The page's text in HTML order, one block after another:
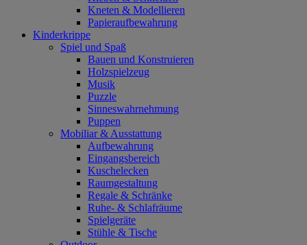
Kneten & Modellieren
Papieraufbewahrung
Kinderkrippe
Spiel und Spaß
Bauen und Konstruieren
Holzspielzeug
Musik
Puzzle
Sinneswahrnehmung
Puppen
Mobiliar & Ausstattung
Aufbewahrung
Eingangsbereich
Kuschelecken
Raumgestaltung
Regale & Schränke
Ruhe- & Schlafräume
Spielgeräte
Stühle & Tische